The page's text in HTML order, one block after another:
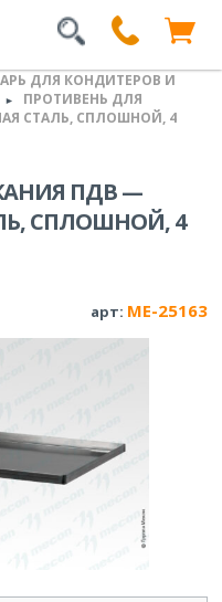
ДЛЯ КОНДИТЕРОВ И
►
ПРОТИВЕНЬ ДЛЯ
СТАЛЬ, СПЛОШНОЙ, 4
ПДВ —
СПЛОШНОЙ, 4
арт: ME-25163